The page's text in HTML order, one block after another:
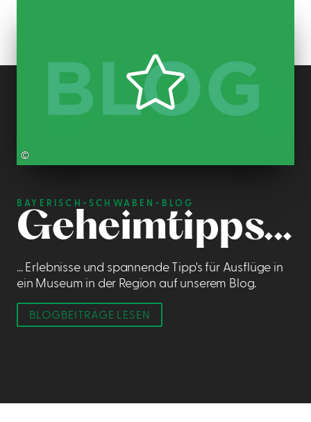
©
BAYERISCH-SCHWABEN-BLOG
Geheimtipps...
... Erlebnisse und spannende Tipp's für Ausflüge in
ein Museum in der Region auf unserem Blog.
BLOGBEITRÄGE LESEN